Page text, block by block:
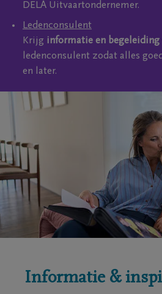
DELA Uitvaartondernemer.
Ledenconsulent
Krijg informatie en begeleiding
ledenconsulent zodat alles
en later.
Informatie &